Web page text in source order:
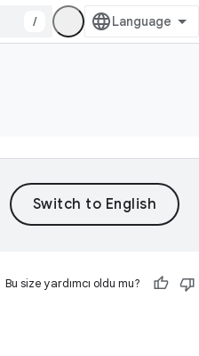
/
Bu size yardımcı oldu mu?